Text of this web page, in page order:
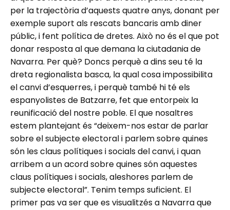
per la trajectòria d’aquests quatre anys, donant per
exemple suport als rescats bancaris amb diner
públic, i fent política de dretes. Això no és el que pot
donar resposta al que demana la ciutadania de
Navarra. Per què? Doncs perquè a dins seu té la
dreta regionalista basca, la qual cosa impossibilita
el canvi d’esquerres, i perquè també hi té els
espanyolistes de Batzarre, fet que entorpeix la
reunificació del nostre poble. El que nosaltres
estem plantejant és “deixem-nos estar de parlar
sobre el subjecte electoral i parlem sobre quines
són les claus polítiques i socials del canvi, i quan
arribem a un acord sobre quines són aquestes
claus polítiques i socials, aleshores parlem de
subjecte electoral”. Tenim temps suficient. El
primer pas va ser que es visualitzés a Navarra que